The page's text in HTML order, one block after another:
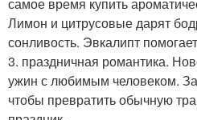
самое время купить
Лимон и цитрусовые дарят
сонливость. Эвкалипт
3. праздничная романтика.
ужин с любимым человеком.
чтобы превратить обычную